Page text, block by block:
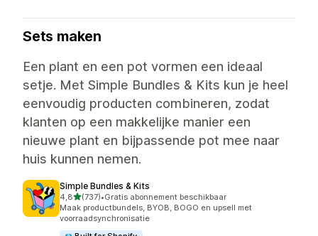
Sets maken
Een plant en een pot vormen een ideaal
setje. Met Simple Bundles & Kits kun je heel
eenvoudig producten combineren, zodat
klanten op een makkelijke manier een
nieuwe plant en bijpassende pot mee naar
huis kunnen nemen.
Simple Bundles & Kits
4,8van 5 sterren
(737)
737 recensies in totaal
•Gratis abonnement beschikbaar
Maak productbundels, BYOB, BOGO en upsell met
voorraadsynchronisatie